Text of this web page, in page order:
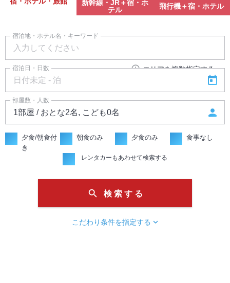
新幹線・JR＋宿・ホ
テル
飛行機＋宿・ホテル
宿泊地・ホテル名・キーワード
add_circle_outline エリアを複数指定する
宿泊日・日数
today
部屋数・人数
person
夕食/朝食付
き
朝食のみ 夕食のみ 食事なし
こだわり条件を指定する chevron_right
レンタカーもあわせて検索する
search 検 索 す る